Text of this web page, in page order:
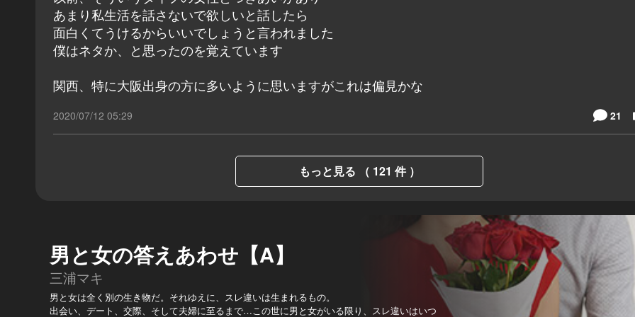
あまり私生活を話さないで欲しいと話したら
面白くてうけるからいいでしょうと言われました
僕はネタか、と思ったのを覚えています
関西、特に大阪出身の方に多いように思いますがこれは偏見かな
2020/07/12 05:29 21
もっと見る （ 121 件 ）
男と女の答えあわせ【A】
三浦マキ
男と女は全く別の生き物だ。それゆえに、スレ違いは生まれるもの。
出会い、デート、交際、そして夫婦に至るまで…この世に男と女がいる限り、スレ違いはいつ